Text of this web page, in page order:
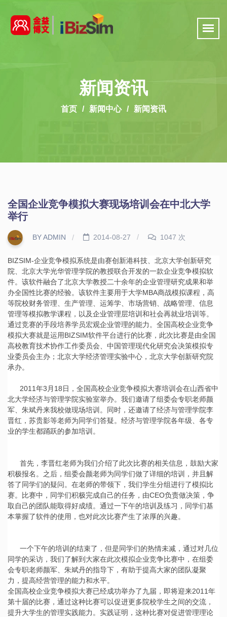
新闻资讯
首页 新闻中心 新闻资讯
全国企业竞争模拟大赛现场培训会在中北大学
举行
BY ADMIN 2014-08-27 1047 次
BIZSIM-企业竞争模拟系统是由赛创新港科技、北京大学创新研究
院、北京大学光华管理学院的教授联合开发的一款企业竞争模拟软
件。该软件融合了北京大学教授二十余年的企业管理研究成果和举
办全国性比赛的经验。该软件主要用于大学MBA商战模拟课程，高
等院校财务管理、生产管理、运筹学、市场营销、战略管理、信息
管理等模拟教学课程，以及企业管理层培训和社会再就业培训等。
通过竞赛的手段培养学员宏观企业管理的能力。全国高校企业竞争
模拟大赛就是运用BIZSIM软件平台进行的比赛，此次比赛是由全国
高校教育技术协作工作委员会、中国管理现代化研究会决策模拟专
业委员会主办；北京大学经济管理实验中心，北京大学创新研究院
承办。
2011年3月18日，全国高校企业竞争模拟大赛培训会在山西省中
北大学经济与管理学院实验室举办。我们邀请了组委会专职老师颜
军、朱斌丹来我校做现场培训。同时，还邀请了经济与管理学院李
晋红，苏贵影等老师为同学们答疑。经济与管理学院各年级、各专
业的学生都踊跃的参加培训。
首先，李晋红老师为我们介绍了此次比赛的相关信息，鼓励大家
积极报名。之后，组委会颜老师为同学们做了详细的培训，并且解
答了同学们的疑问。在老师的带领下，我们学生分组进行了模拟比
赛。比赛中，同学们积极完成自己的任务，由CEO负责做决策，争
取自己的团队能取得好成绩。通过一下午的培训及练习，同学们基
本掌握了软件的使用，也对此次比赛产生了浓厚的兴趣。
一个下午的培训的结束了，但是同学们的热情未减，通过对几位
同学的采访，我们了解到大家在此次模拟企业竞争比赛中，在组委
会专职老师颜军、朱斌丹的指导下，有助于提高大家的团队凝聚
力，提高经营管理的能力和水平。
全国高校企业竞争模拟大赛已经成功举办了九届，即将迎来2011年
第十届的比赛，通过这种比赛可以促进更多院校学生之间的交流，
提升大学生的管理实践能力。实践证明，这种比赛对促进管理理论